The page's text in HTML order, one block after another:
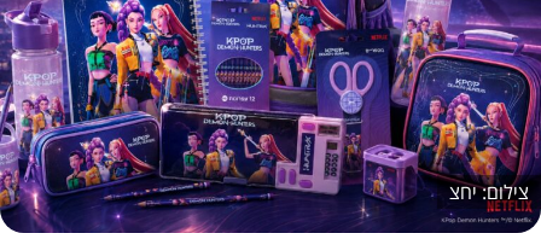
יחצ